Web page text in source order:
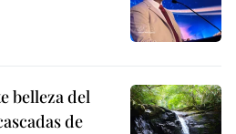
belleza del
de